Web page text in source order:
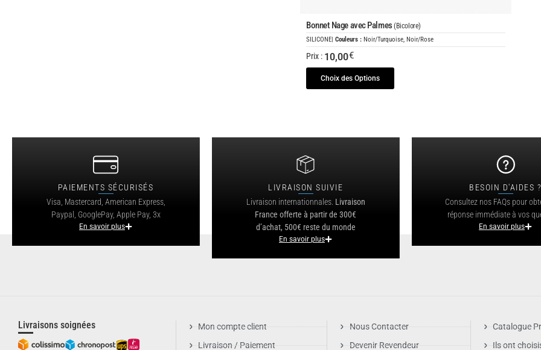
Bonnet Nage avec Palmes(Bicolore)
SILICONE| Couleurs : Noir/Turquoise, Noir/Rose
Prix : 10,00€
Choix des Options
PAIEMENTS SÉCURISÉS
Visa, Mastercard, American Express,
Paypal, GooglePay, Apple Pay, 3x
En savoir plus
LIVRAISON SUIVIE
Livraison internationnales. Livraison
France offerte à partir de 300€
d’achat, 500€ reste du monde
En savoir plus
BESOIN D'AIDES ?
Consultez nos FAQs pour
réponse immédiate à vos
En savoir plus
Livraisons soignées
Mon compte client
Livraison / Paiement
Nous Contacter
Devenir Revendeur
Catalogue
Ils ont